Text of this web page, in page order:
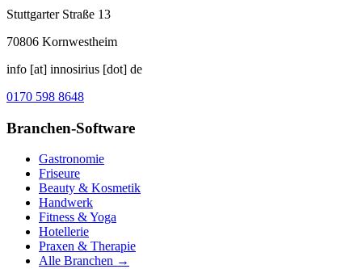
Stuttgarter Straße 13
70806 Kornwestheim
info [at] innosirius [dot] de
0170 598 8648
Branchen-Software
Gastronomie
Friseure
Beauty & Kosmetik
Handwerk
Fitness & Yoga
Hotellerie
Praxen & Therapie
Alle Branchen →